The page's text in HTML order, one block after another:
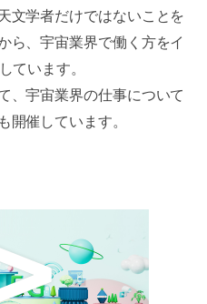
文学者だけではないことを
ら、宇宙業界で働く方をイ
ています。
、宇宙業界の仕事について
開催しています。